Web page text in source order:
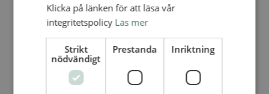
Nationellt
Nationella avdelningen
Nationella arbetsområden
Våra pionjära satsningar
Engagera dig nationellt
Ekumeniska året 2025
Klicka på länken för att läsa vår
integritetspolicy Läs mer
Strikt
nödvändigt
Prestanda Inriktning